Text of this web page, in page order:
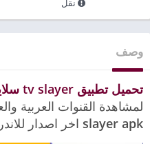
نقل
وصف
تحميل تطبيق tv slayer سلاير
لمشاهدة القنوات العربية
slayer apk اخر اصدار